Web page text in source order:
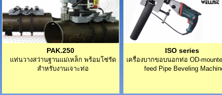
PAK.250
แท่นวางสว่านฐานแม่เหล็ก พร้อมโซ่รัด
สำหรับงานเจาะท่อ
ISO series
เครื่องบากขอบนอกท่อ OD-
feed Pipe Beveling